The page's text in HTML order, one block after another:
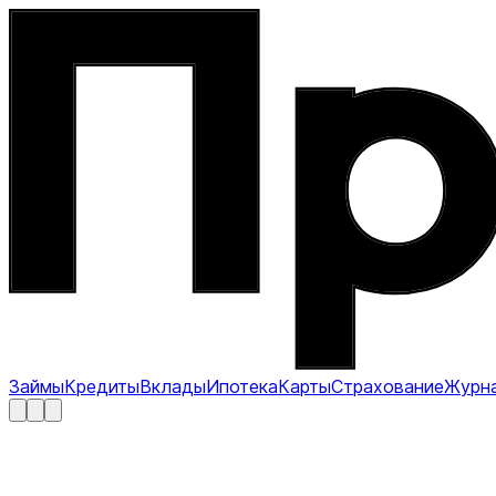
ЗаймыКредитыВкладыИпотекаКартыСтрахование